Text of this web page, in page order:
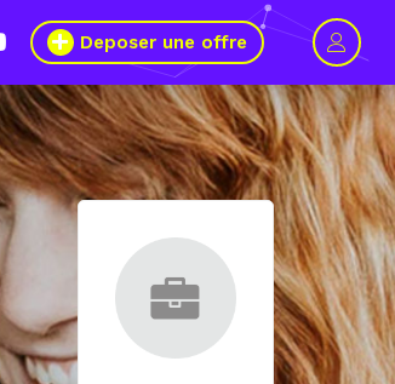
de mixité dans
Deposer une offre